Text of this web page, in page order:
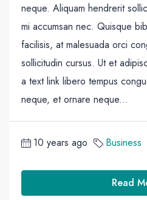
neque. Aliquam hendrerit
mi accumsan nec. Quisque
facilisis, at malesuada orci
sollicitudin cursus. Ut et
a text link libero tempus
neque, et ornare neque...
10 years ago Business
Read